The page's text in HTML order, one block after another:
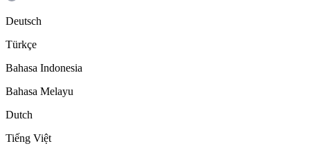
Deutsch
Türkçe
Bahasa Indonesia
Bahasa Melayu
Dutch
Tiếng Việt